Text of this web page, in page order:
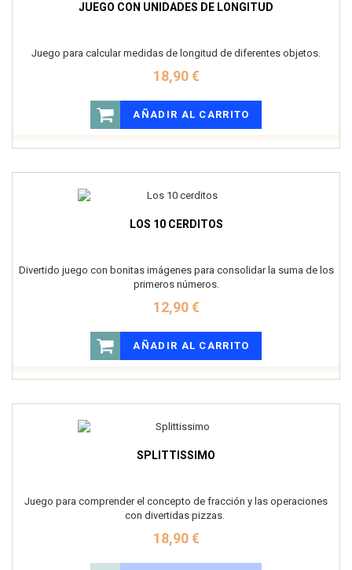
JUEGO CON UNIDADES DE LONGITUD
Juego para calcular medidas de longitud de diferentes objetos.
18,90 €
AÑADIR AL CARRITO
LOS 10 CERDITOS
Divertido juego con bonitas imágenes para consolidar la suma de los
primeros números.
12,90 €
AÑADIR AL CARRITO
SPLITTISSIMO
Juego para comprender el concepto de fracción y las operaciones
con divertidas pizzas.
18,90 €